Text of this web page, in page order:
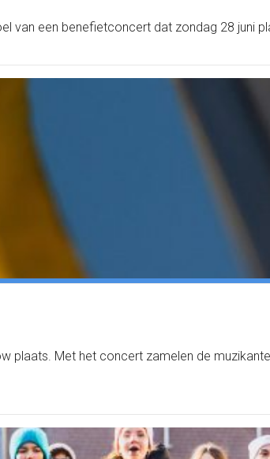
van een benefietconcert dat zondag 28 juni
plaats. Met het concert zamelen de